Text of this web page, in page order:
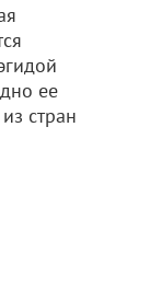
ее
стран